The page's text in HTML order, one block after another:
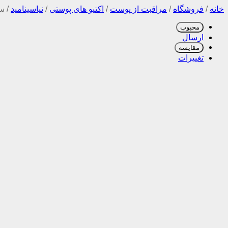
خانه / فروشگاه / مراقبت از پوست / اکتیو های پوستی / نیاسینامید /
محبوب
ارسال
مقایسه
تغییرات